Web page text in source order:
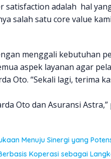
satisfaction adalah hal
salah satu core value
menggali kebutuhan
aspek layanan agar
Oto. “Sekali lagi, terima
Oto dan Asuransi
Menuju Sinergi yang
Koperasi sebagai